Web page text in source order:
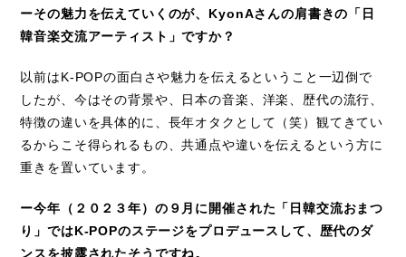
ーその魅力を伝えていくのが、KyonAさんの肩書きの「日
韓音楽交流アーティスト」ですか？
以前はK-POPの面白さや魅力を伝えるということ一辺倒で
したが、今はその背景や、日本の音楽、洋楽、歴代の流行、
特徴の違いを具体的に、長年オタクとして（笑）観てきてい
るからこそ得られるもの、共通点や違いを伝えるという方に
重きを置いています。
ー今年（２０２３年）の９月に開催された「日韓交流おまつ
り」ではK-POPのステージをプロデュースして、歴代のダ
ンスを披露されたそうですね。